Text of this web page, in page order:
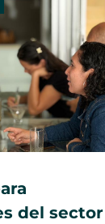
del sector